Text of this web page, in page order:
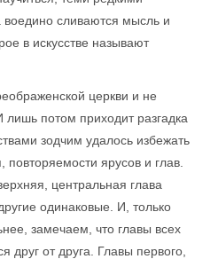
воедино сливаются мысль и
в искусстве называют
церкви и не
потом приходит разгадка
зодчим удалось избежать
ярусов и глав.
центральная глава
одинаковые. И, только
замечаем, что главы всех
друг от друга. Главы первого,